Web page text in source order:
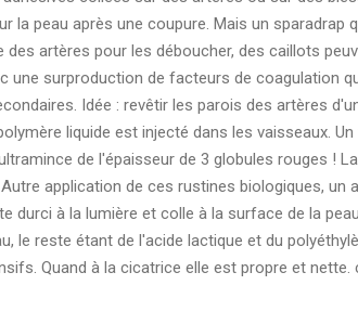
la peau après une coupure. Mais un
artères pour les déboucher, des caillots
une surproduction de facteurs de coagulation
Idée : revêtir les parois des artères
liquide est injecté dans les vaisseaux.
de l'épaisseur de 3 globules rouges !
application de ces rustines biologiques,
durci à la lumière et colle à la surface de la
le reste étant de l'acide lactique et du
Quand à la cicatrice elle est propre et